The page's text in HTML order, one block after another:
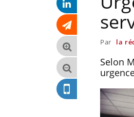
Par la
Selon